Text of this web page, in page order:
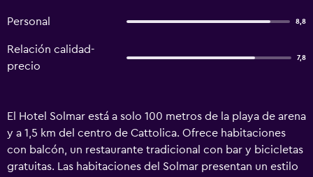
Personal 8,8
Relación calidad-
precio
7,8
El Hotel Solmar está a solo 100 metros de la playa de arena
y a 1,5 km del centro de Cattolica. Ofrece habitaciones
con balcón, un restaurante tradicional con bar y bicicletas
gratuitas. Las habitaciones del Solmar presentan un estilo